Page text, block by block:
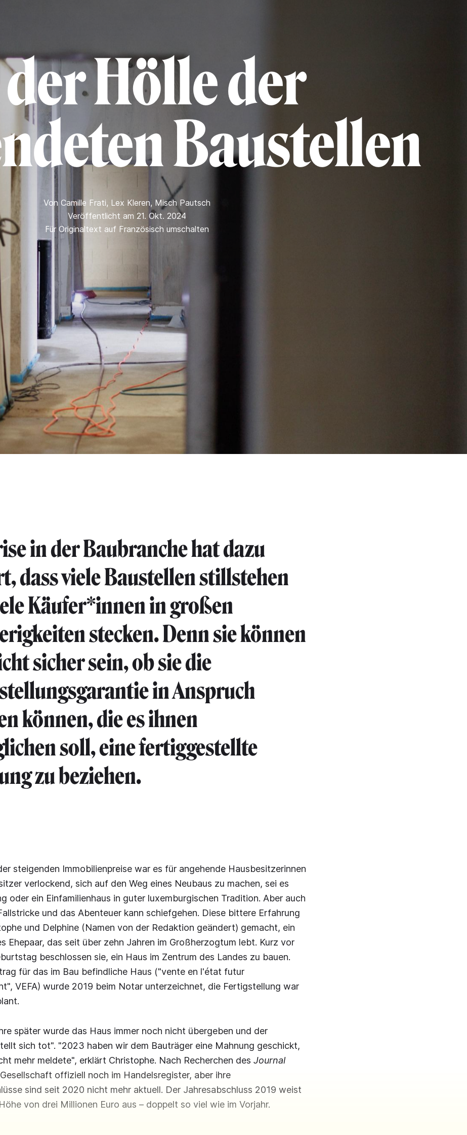
Hölle der
Baustellen
Von Camille Frati, Lex Kleren, Misch Pautsch
Veröffentlicht am 21. Okt. 2024
Für Originaltext auf Französisch umschalten
in der Baubranche hat dazu
dass viele Baustellen stillstehen
Käufer*innen in großen
stecken. Denn sie können
sicher sein, ob sie die
in Anspruch
können, die es ihnen
soll, eine fertiggestellte
zu beziehen.
steigenden Immobilienpreise war es für angehende Hausbesitzerinnen
verlockend, sich auf den Weg eines Neubaus zu machen, sei es
oder ein Einfamilienhaus in guter luxemburgischen Tradition. Aber auch
und das Abenteuer kann schiefgehen. Diese bittere Erfahrung
und Delphine (Namen von der Redaktion geändert) gemacht, ein
Ehepaar, das seit über zehn Jahren im Großherzogtum lebt. Kurz vor
beschlossen sie, ein Haus im Zentrum des Landes zu bauen.
für das im Bau befindliche Haus ("vente en l'état futur
VEFA) wurde 2019 beim Notar unterzeichnet, die Fertigstellung war
später wurde das Haus immer noch nicht übergeben und der
sich tot". "2023 haben wir dem Bauträger eine Mahnung geschickt,
mehr meldete", erklärt Christophe. Nach Recherchen des Journal
offiziell noch im Handelsregister, aber ihre
sind seit 2020 nicht mehr aktuell. Der Jahresabschluss 2019 weist
von drei Millionen Euro aus – doppelt so viel wie im Vorjahr.